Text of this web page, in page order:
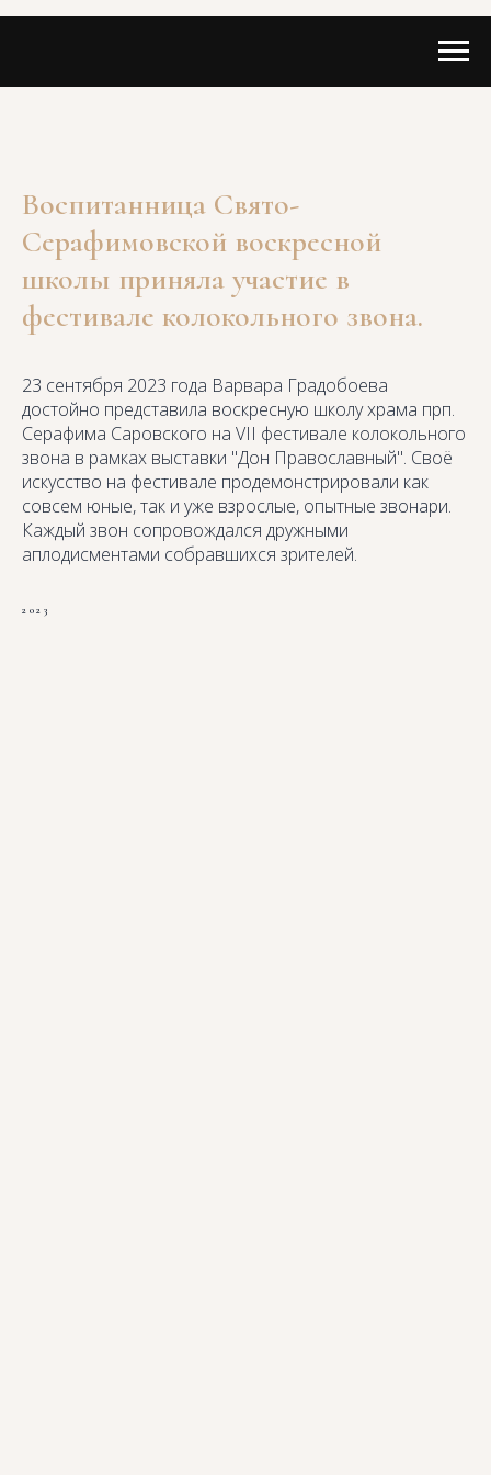
Воспитанница Свято-
Серафимовской воскресной
школы приняла участие в
фестивале колокольного звона.
23 сентября 2023 года Варвара Градобоева
достойно представила воскресную школу храма прп.
Серафима Саровского на VII фестивале колокольного
звона в рамках выставки "Дон Православный". Своё
искусство на фестивале продемонстрировали как
совсем юные, так и уже взрослые, опытные звонари.
Каждый звон сопровождался дружными
аплодисментами собравшихся зрителей.
2023